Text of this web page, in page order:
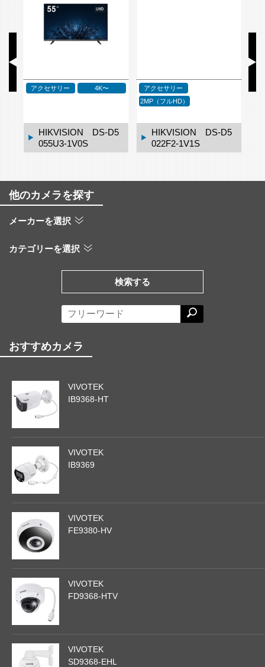
アクセサリー 4K〜
HIKVISION DS-D5
055U3-1V0S
アクセサリー
2MP（フルHD）
HIKVISION DS-D5
022F2-1V1S
他のカメラを探す
メーカーを選択
カテゴリーを選択
検索する
おすすめカメラ
VIVOTEK
IB9368-HT
VIVOTEK
IB9369
VIVOTEK
FE9380-HV
VIVOTEK
FD9368-HTV
VIVOTEK
SD9368-EHL